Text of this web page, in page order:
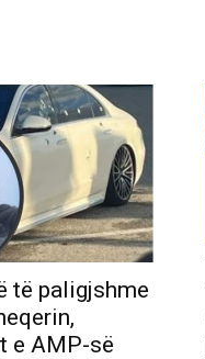
të paligjshme
e AMP-së